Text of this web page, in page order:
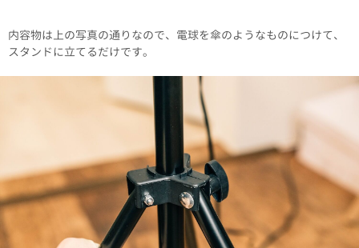
内容物は上の写真の通りなので、電球を傘のようなものにつけて、
スタンドに立てるだけです。